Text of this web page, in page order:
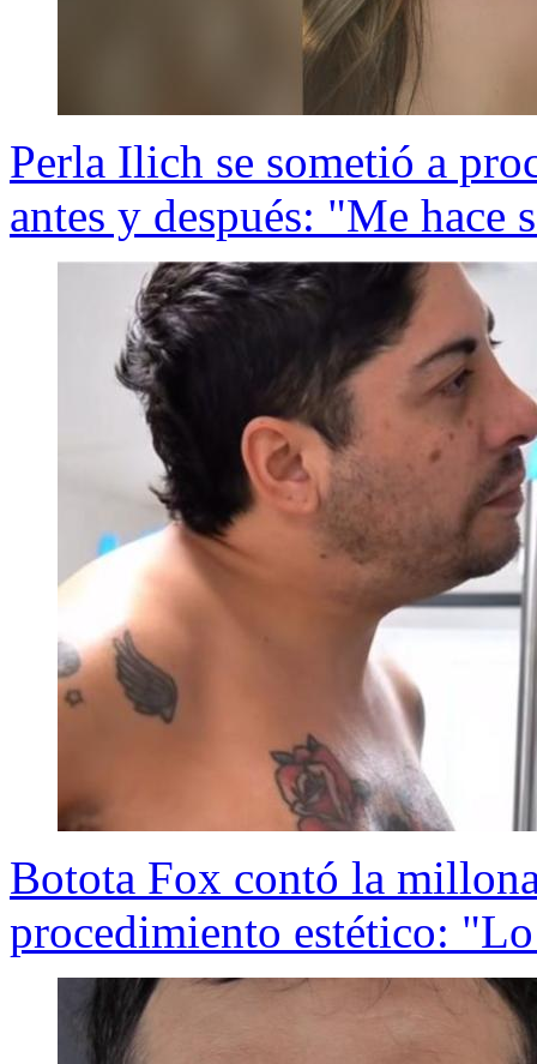
Perla Ilich se sometió a
antes y después: "Me hace
Botota Fox contó la
procedimiento estético: